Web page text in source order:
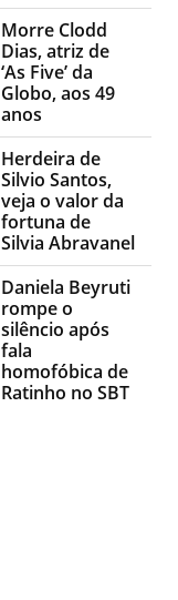
Morre Clodd
Dias, atriz de
‘As Five’ da
Globo, aos 49
anos
Herdeira de
Silvio Santos,
veja o valor da
fortuna de
Silvia Abravanel
Daniela Beyruti
rompe o
silêncio após
fala
homofóbica de
Ratinho no SBT